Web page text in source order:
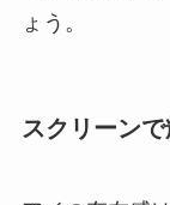
ょう。
スクリーン